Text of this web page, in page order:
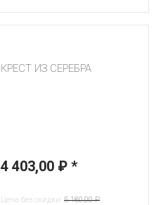
КРЕСТ ИЗ СЕРЕБРА
4 403,00 ₽*
Цена без скидки: 5 180,00 ₽